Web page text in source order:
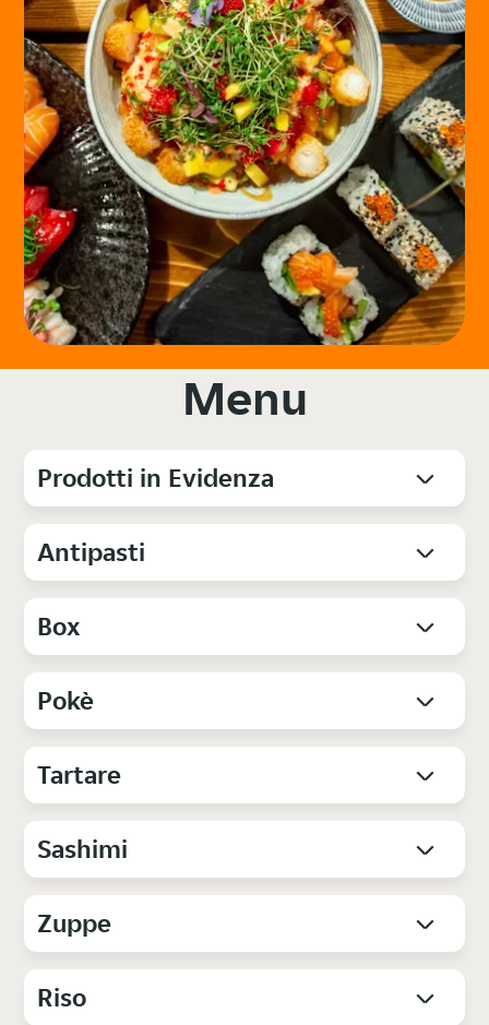
Menu
Prodotti in Evidenza
Antipasti
Box
Pokè
Tartare
Sashimi
Zuppe
Riso